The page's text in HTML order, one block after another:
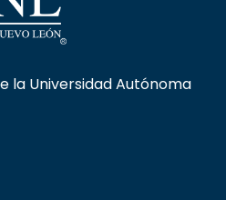
la Universidad Autónoma